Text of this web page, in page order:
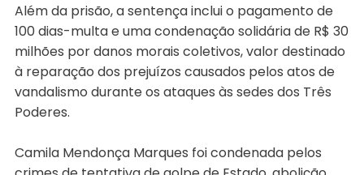
Além da prisão, a sentença inclui o pagamento de
100 dias-multa e uma condenação solidária de R$ 30
milhões por danos morais coletivos, valor destinado
à reparação dos prejuízos causados pelos atos de
vandalismo durante os ataques às sedes dos Três
Poderes.
Camila Mendonça Marques foi condenada pelos